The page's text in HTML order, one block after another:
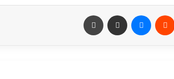
ماسنجر مشاركة عبر البريد